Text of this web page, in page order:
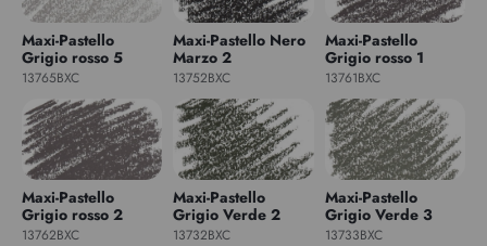
Maxi-Pastello
Grigio rosso 5
13765BXC
Maxi-Pastello Nero
Marzo 2
13752BXC
Maxi-Pastello
Grigio rosso 1
13761BXC
Maxi-Pastello
Grigio rosso 2
13762BXC
Maxi-Pastello
Grigio Verde 2
13732BXC
Maxi-Pastello
Grigio Verde 3
13733BXC